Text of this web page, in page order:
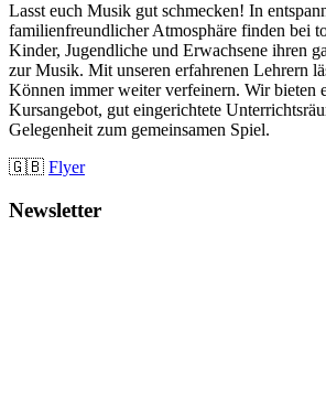
Lasst euch Musik gut schmecken! In
familienfreundlicher Atmosphäre finden bei
Kinder, Jugendliche und Erwachsene ihren
zur Musik. Mit unseren erfahrenen Lehrern
Können immer weiter verfeinern. Wir bieten
Kursangebot, gut eingerichtete
Gelegenheit zum gemeinsamen Spiel.
🇬🇧 Flyer
Newsletter